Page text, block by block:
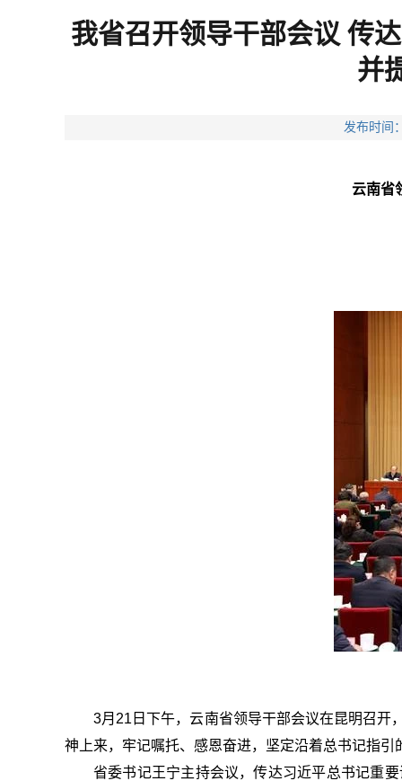
我省召开领导干部会议 传
并
发布时
云南省
3月21日下午，云南省领导干部会议在昆明召开
神上来，牢记嘱托、感恩奋进，坚定沿着总书记指
省委书记王宁主持会议，传达习近平总书记重